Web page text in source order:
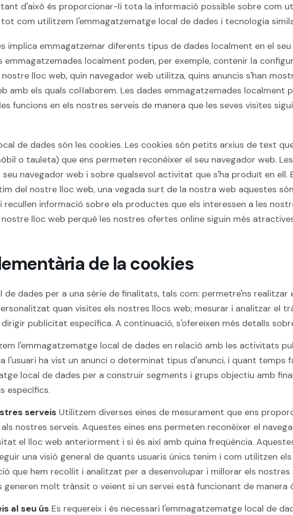
d'això és proporcionar-li tota la informació possible sobre com
com utilitzem l'emmagatzematge local de dades i tecnologia
implica emmagatzemar diferents tipus de dades localment en el
emmagatzemades localment poden, per exemple, contenir la
lloc web, quin navegador web utilitza, quins anuncis s'han
amb els quals col·laborem. Les dades emmagatzemades localment
funcions en els nostres serveis de manera que les seves visites
de dades són les cookies. Les cookies són petits arxius de text
o tauleta) que ens permeten reconèixer el seu navegador web.
navegador web i sobre qualsevol activitat que s'ha produït en ell.
del nostre lloc web, una vegada surt de la nostra web aquestes
recullen informació sobre els productes que els interessen a les
lloc web perquè les nostres ofertes online siguin més
de la cookies
dades per a una sèrie de finalitats, tals com: permetre'ns realitzar
quan visites els nostres llocs web; mesurar i analitzar el
publicitat específica. A continuació, s'ofereixen més detalls
l'emmagatzematge local de dades en relació amb les activitats
l'usuari ha vist un anunci o determinat tipus d'anunci, i quant temps
local de dades per a construir segments i grups objectiu amb
específics.
serveis Utilitzem diverses eines de mesurament que ens
nostres serveis. Aquestes eines ens permeten reconèixer el
el lloc web anteriorment i si és així amb quina freqüència.
una visió general de quants usuaris únics tenim i com utilitzen
que hem recollit i analitzat per a desenvolupar i millorar els nostres
generen molt trànsit o veient si un servei està funcionant de manera
al seu ús Es requereix i és necessari l'emmagatzematge local de